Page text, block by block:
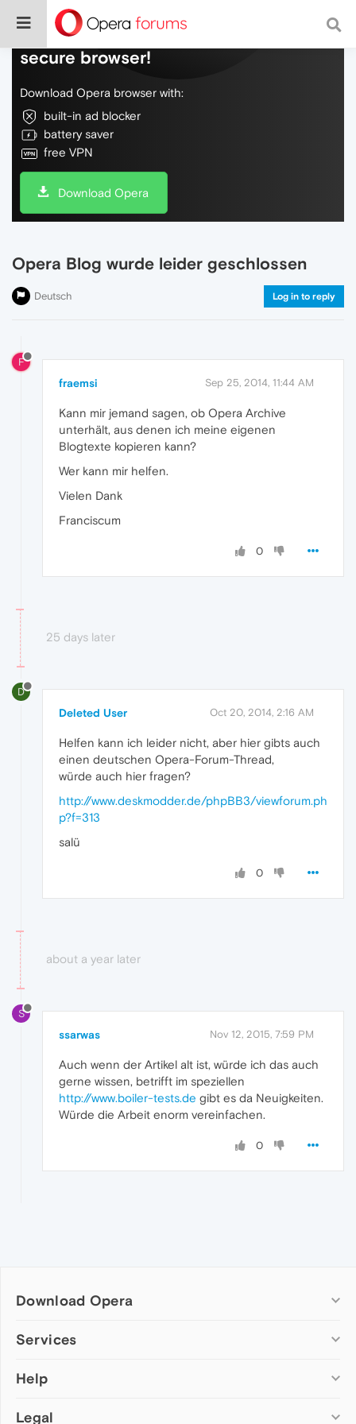
Do more on the web, with a fast and
secure browser!
Download Opera browser with:
built-in ad blocker
battery saver
free VPN
Download Opera
Opera Blog wurde leider geschlossen
Deutsch Log in to reply
F
fraemsi Sep 25, 2014, 11:44 AM
Kann mir jemand sagen, ob Opera Archive
unterhält, aus denen ich meine eigenen
Blogtexte kopieren kann?
Wer kann mir helfen.
Vielen Dank
Franciscum
0
25 days later
D
Deleted User Oct 20, 2014, 2:16 AM
Helfen kann ich leider nicht, aber hier gibts auch
einen deutschen Opera-Forum-Thread,
würde auch hier fragen?
http://www.deskmodder.de/phpBB3/viewforum.ph
p?f=313
salü
0
about a year later
S
ssarwas Nov 12, 2015, 7:59 PM
Auch wenn der Artikel alt ist, würde ich das auch
gerne wissen, betrifft im speziellen
http://www.boiler-tests.de gibt es da Neuigkeiten.
Würde die Arbeit enorm vereinfachen.
0
Download Opera
Computer browsers
Opera for Mac
Opera beta version
Services
Add-ons
Wallpapers
Help
Help & support
Legal